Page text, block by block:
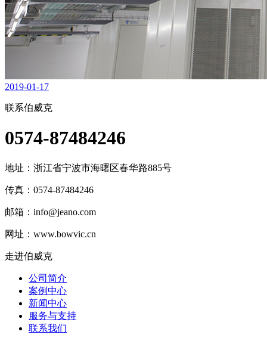
2019-01-17
联系伯威克
0574-87484246
地址： 浙江省宁波市海曙区春华路885号
传真：0574-87484246
邮箱： info@jeano.com
网址：www.bowvic.cn
走进伯威克
公司简介
案例中心
新闻中心
服务与支持
联系我们